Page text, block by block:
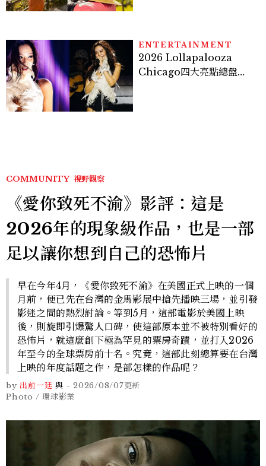
ENTERTAINMENT
2026 Lollapalooza
Chicago四大亮點總盤
COMMUNITY 視野觀察
《愛你致死不渝》影評：這是
2026年的現象級作品，也是一部
足以讓你想到自己的恐怖片
早在今年4月，《愛你致死不渝》在美國正式上映的一個
月前，便已先在台灣的金馬影展中搶先播映三場，並引發
影迷之間的熱烈討論。等到5月，這部電影於美國上映
後，則旋即引爆驚人口碑，使這部原本並不被特別看好的
恐怖片，就這麼創下極為罕見的票房奇蹟，並打入2026
年至今的全球票房前十名。究竟，這部此刻總算要在台灣
上映的年度話題之作，是部怎樣的作品呢？
by 出前一廷 與 - 2026/08/07更新
Photo / 環球影業